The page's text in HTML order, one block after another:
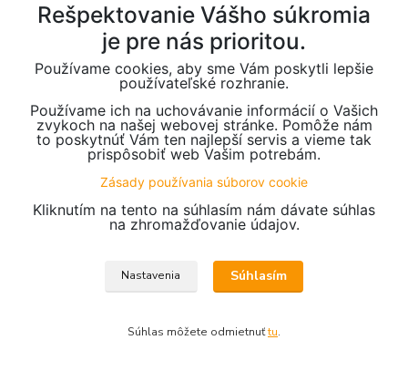
Rešpektovanie Vášho súkromia
je pre nás prioritou.
Používame cookies, aby sme Vám poskytli lepšie
používateľské rozhranie.
Používame ich na uchovávanie informácií o Vašich
zvykoch na našej webovej stránke. Pomôže nám
to poskytnúť Vám ten najlepší servis a vieme tak
prispôsobiť web Vašim potrebám.
Zásady používania súborov cookie
Kliknutím na tento na súhlasím nám dávate súhlas
na zhromažďovanie údajov.
Nastavenia Súhlasím
Súhlas môžete odmietnuťtu.